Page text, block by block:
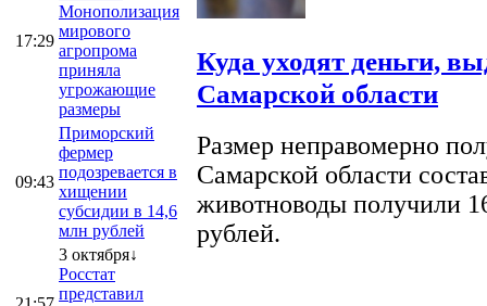
17:29
Монополизация
мирового
агропрома
приняла
угрожающие
размеры
09:43
Приморский
фермер
подозревается в
хищении
субсидии в 14,6
млн рублей
3 октября↓
Росстат
представил
Куда уходят деньги,
Самарской области
Размер неправомерно
Самарской области
животноводы получили
рублей.